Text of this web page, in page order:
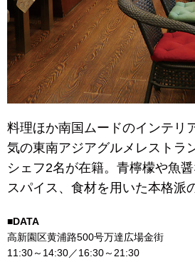
料理ほか南国ムードのインテリ
気の東南アジアグルメレストラ
シェフ2名が在籍。青檸檬や魚醤
スパイス、食材を用いた本格派
■DATA
高新園区黄浦路500号万達広場金街
11:30～14:30／16:30～21:30